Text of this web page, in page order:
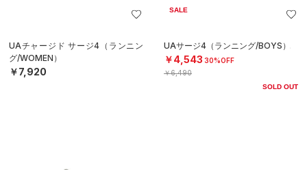
UAチャージド サージ4（ランニン
グ/WOMEN）
￥7,920
SALE
UAサージ4（ランニング/BOYS）
￥4,543 30%OFF
￥6,490
SOLD OUT